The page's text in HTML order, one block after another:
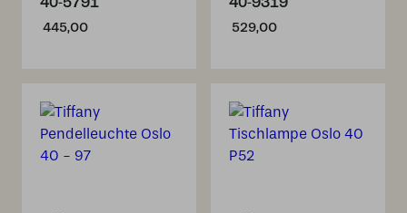
40-5791
445,00
40-9319
529,00